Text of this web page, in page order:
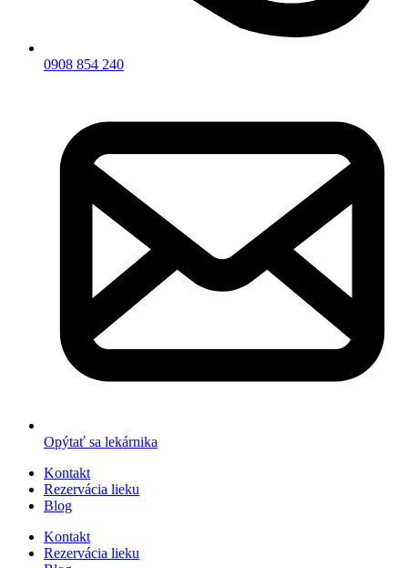
0908 854 240
Opýtať sa lekárnika
Kontakt
Rezervácia lieku
Blog
Kontakt
Rezervácia lieku